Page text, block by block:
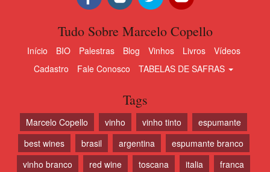
Tudo Sobre Marcelo Copello
Início BIO Palestras Blog Vinhos Livros
Vídeos
Cadastro
Fale Conosco TABELAS DE SAFRAS
Tags
Marcelo Copello vinho vinho tinto
espumante
best wines
brasil argentina
espumante branco
vinho branco
red wine toscana italia franca